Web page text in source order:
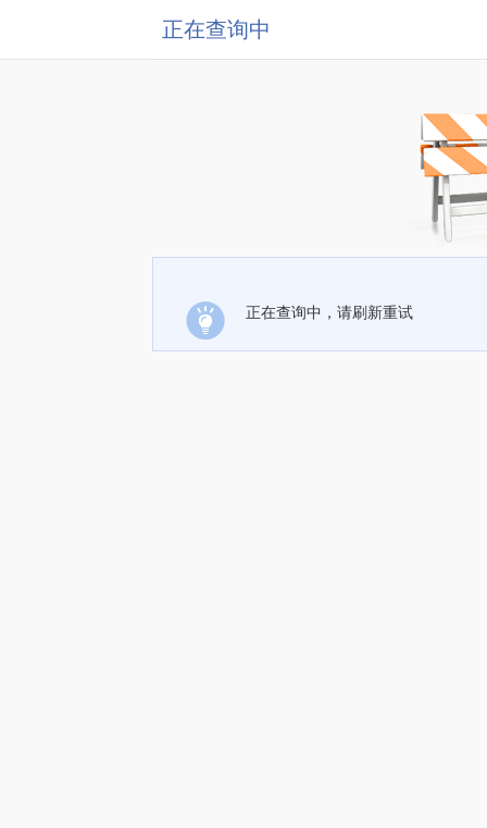
正在查询中
正在查询中，请刷新重试